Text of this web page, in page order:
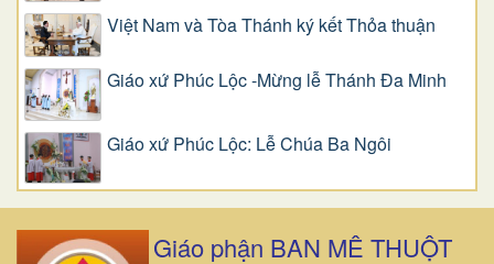
Việt Nam và Tòa Thánh ký kết Thỏa thuận
Giáo xứ Phúc Lộc -Mừng lễ Thánh Đa Minh
Giáo xứ Phúc Lộc: Lễ Chúa Ba Ngôi
Giáo phận BAN MÊ THUỘT